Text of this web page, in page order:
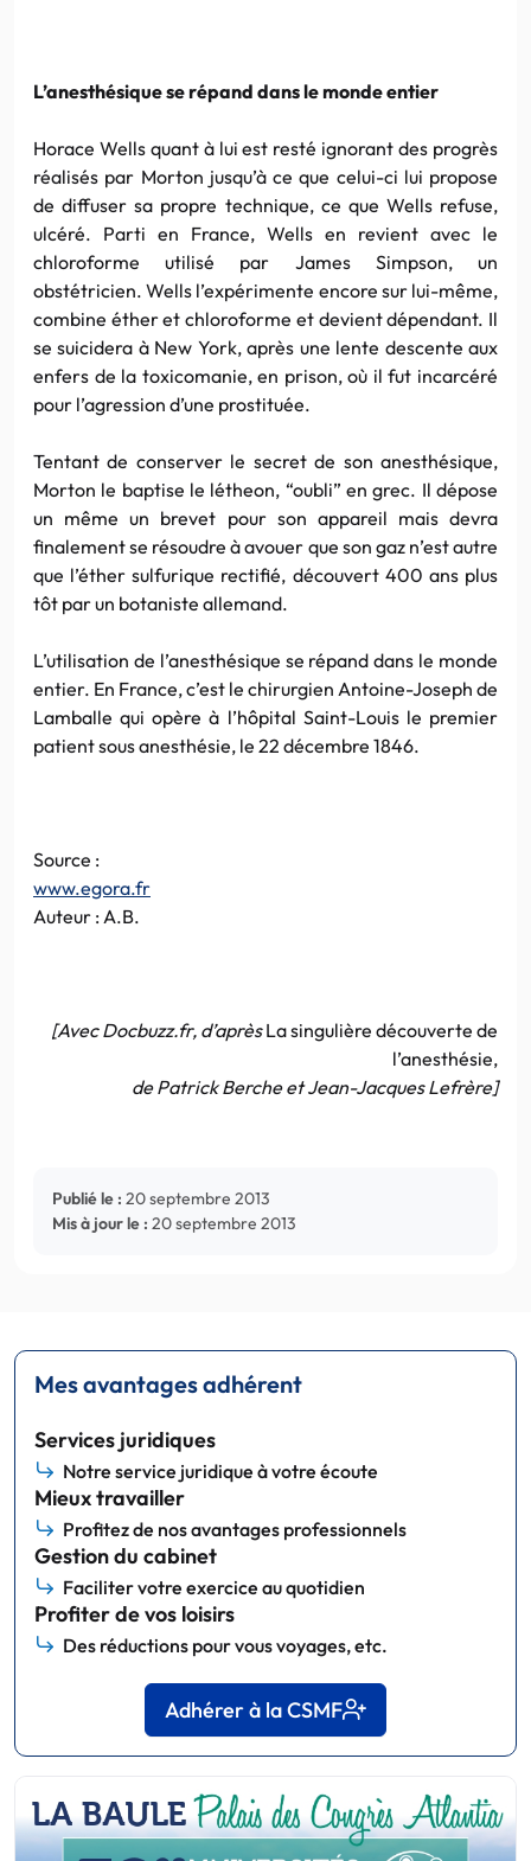
L’anesthésique se répand dans le monde entier
Horace Wells quant à lui est resté ignorant des progrès
réalisés par Morton jusqu’à ce que celui-ci lui propose
de diffuser sa propre technique, ce que Wells refuse,
ulcéré. Parti en France, Wells en revient avec le
chloroforme utilisé par James Simpson, un
obstétricien. Wells l’expérimente encore sur lui-même,
combine éther et chloroforme et devient dépendant. Il
se suicidera à New York, après une lente descente aux
enfers de la toxicomanie, en prison, où il fut incarcéré
pour l’agression d’une prostituée.
Tentant de conserver le secret de son anesthésique,
Morton le baptise le létheon, “oubli” en grec. Il dépose
un même un brevet pour son appareil mais devra
finalement se résoudre à avouer que son gaz n’est autre
que l’éther sulfurique rectifié, découvert 400 ans plus
tôt par un botaniste allemand.
L’utilisation de l’anesthésique se répand dans le monde
entier. En France, c’est le chirurgien Antoine-Joseph de
Lamballe qui opère à l’hôpital Saint-Louis le premier
patient sous anesthésie, le 22 décembre 1846.
Source :
www.egora.fr
Auteur : A.B.
[Avec Docbuzz.fr, d’aprèsLa singulière découverte de
l’anesthésie,
de Patrick Berche et Jean-Jacques Lefrère]
Publié le : 20 septembre 2013
Mis à jour le : 20 septembre 2013
Mes avantages adhérent
Services juridiques
Notre service juridique à votre écoute
Mieux travailler
Profitez de nos avantages professionnels
Gestion du cabinet
Faciliter votre exercice au quotidien
Profiter de vos loisirs
Des réductions pour vous voyages, etc.
Adhérer à la CSMF